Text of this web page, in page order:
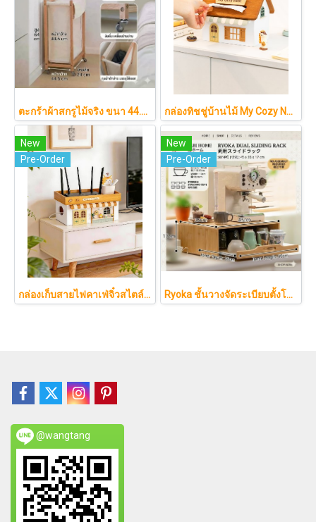
ตะกร้าผ้าสกรูไม้จริง ขนา 44.5cm รุ่น KAWA Minimalist สไตล์ญี่ปุ่นเคลื่อนที่ได้ มีล้อเลื่อน (KAWA) กล่องทิชชู่บ้านไม้ My Cozy Nest สไตล์มินิมอล นอร์ดิก ของแต่งบ้านรูปบ้าน ขนมปัง เบเกอรี่ กล่องใส่กระดาษทิชชู่แบบตั้งโต๊ะ ฝาเปิดแม่เหล็ก เติมกระดาษง่าย
New
Pre-Order
กล่องเก็บสายไฟคาเฟ่จิ๋วสไตล์ญี่ปุ่นมินิมอล ซ่อนเร้าเตอร์และปลั๊กไฟให้ห้องดูละมุนเหมือนยกคาเฟ่จากโตเกียวมาไว้ที่บ้าน
New
Pre-Order
Ryoka ชั้นวางจัดระเบียบตั้งโต๊ะ 2 ชั้น สไตล์มินิมอล-ญี่ปุ่น ลิ้นชักเลื่อน ลิ้นชักเก็บแก้ว วัสดุไม้ธรรมชาติ ไม่ต้องประกอบ ประหยัดพื้นที่เคาน์เตอร์
@wangtang